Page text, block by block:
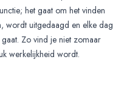
het gaat om het vinden
wordt uitgedaagd en elke dag
Zo vind je niet zomaar
werkelijkheid wordt.